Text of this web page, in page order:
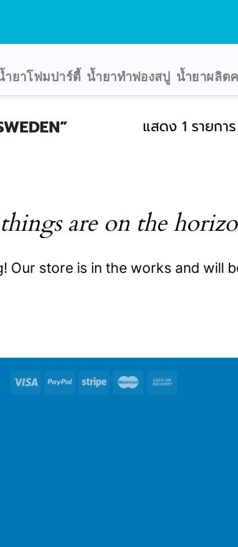
ำยาโฟมปาร์ตี้ น้ำยาทำฟองสบู่ น้ำยาผลิต
แสดง 1 รายการ
are on the
Our store is in the works and will